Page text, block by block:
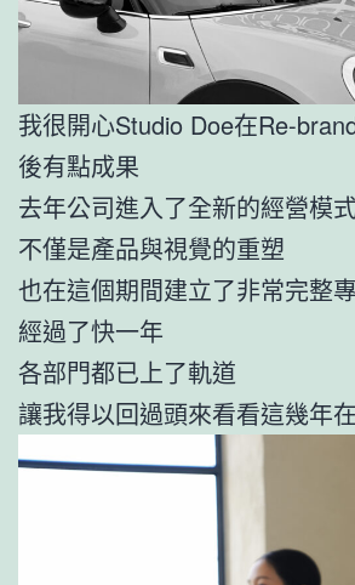
我很開心Studio Doe在Re-
後有點成果
去年公司進入了全新的經營模
不僅是產品與視覺的重塑
也在這個期間建立了非常完整
經過了快一年
各部門都已上了軌道
讓我得以回過頭來看看這幾年